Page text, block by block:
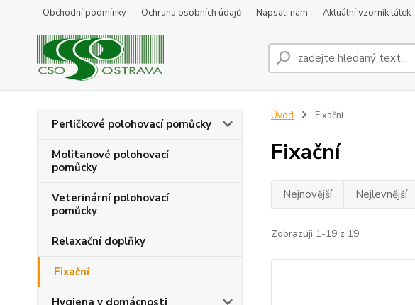
Obchodní podmínky Ochrana osobních údajů Napsali nam Aktuální vzorník látek
Perličkové polohovací pomůcky
Molitanové polohovací
pomůcky
Veterinární polohovací
pomůcky
Relaxační doplňky
Fixační
Hygiena v domácnosti
Úvod Fixační
Fixační
Nejnovější Nejlevnější
Zobrazuji 1-19 z 19